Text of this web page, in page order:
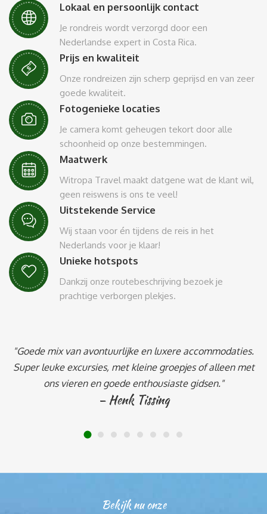
Lokaal en persoonlijk contact
Je rondreis wordt verzorgd door een
Nederlandse expert in Costa Rica.
Prijs en kwaliteit
Onze rondreizen zijn scherp geprijsd en van zeer
goede kwaliteit.
Fotogenieke locaties
Je camera komt geheugen tekort door alle
schoonheid op onze bestemmingen.
Maatwerk
Witropa Travel maakt datgene wat de klant wil,
geen reiswens is ons te veel!
Uitstekende Service
Wij staan voor én tijdens de reis in het
Nederlands voor je klaar!
Unieke hotspots
Dankzij onze routebeschrijving bezoek je
prachtige verborgen plekjes.
"Goede mix van avontuurlijke en luxere accommodaties.
Super leuke excursies, met kleine groepjes of alleen met
ons vieren en goede enthousiaste gidsen."
– Henk Tissing
Bekijk nu onze